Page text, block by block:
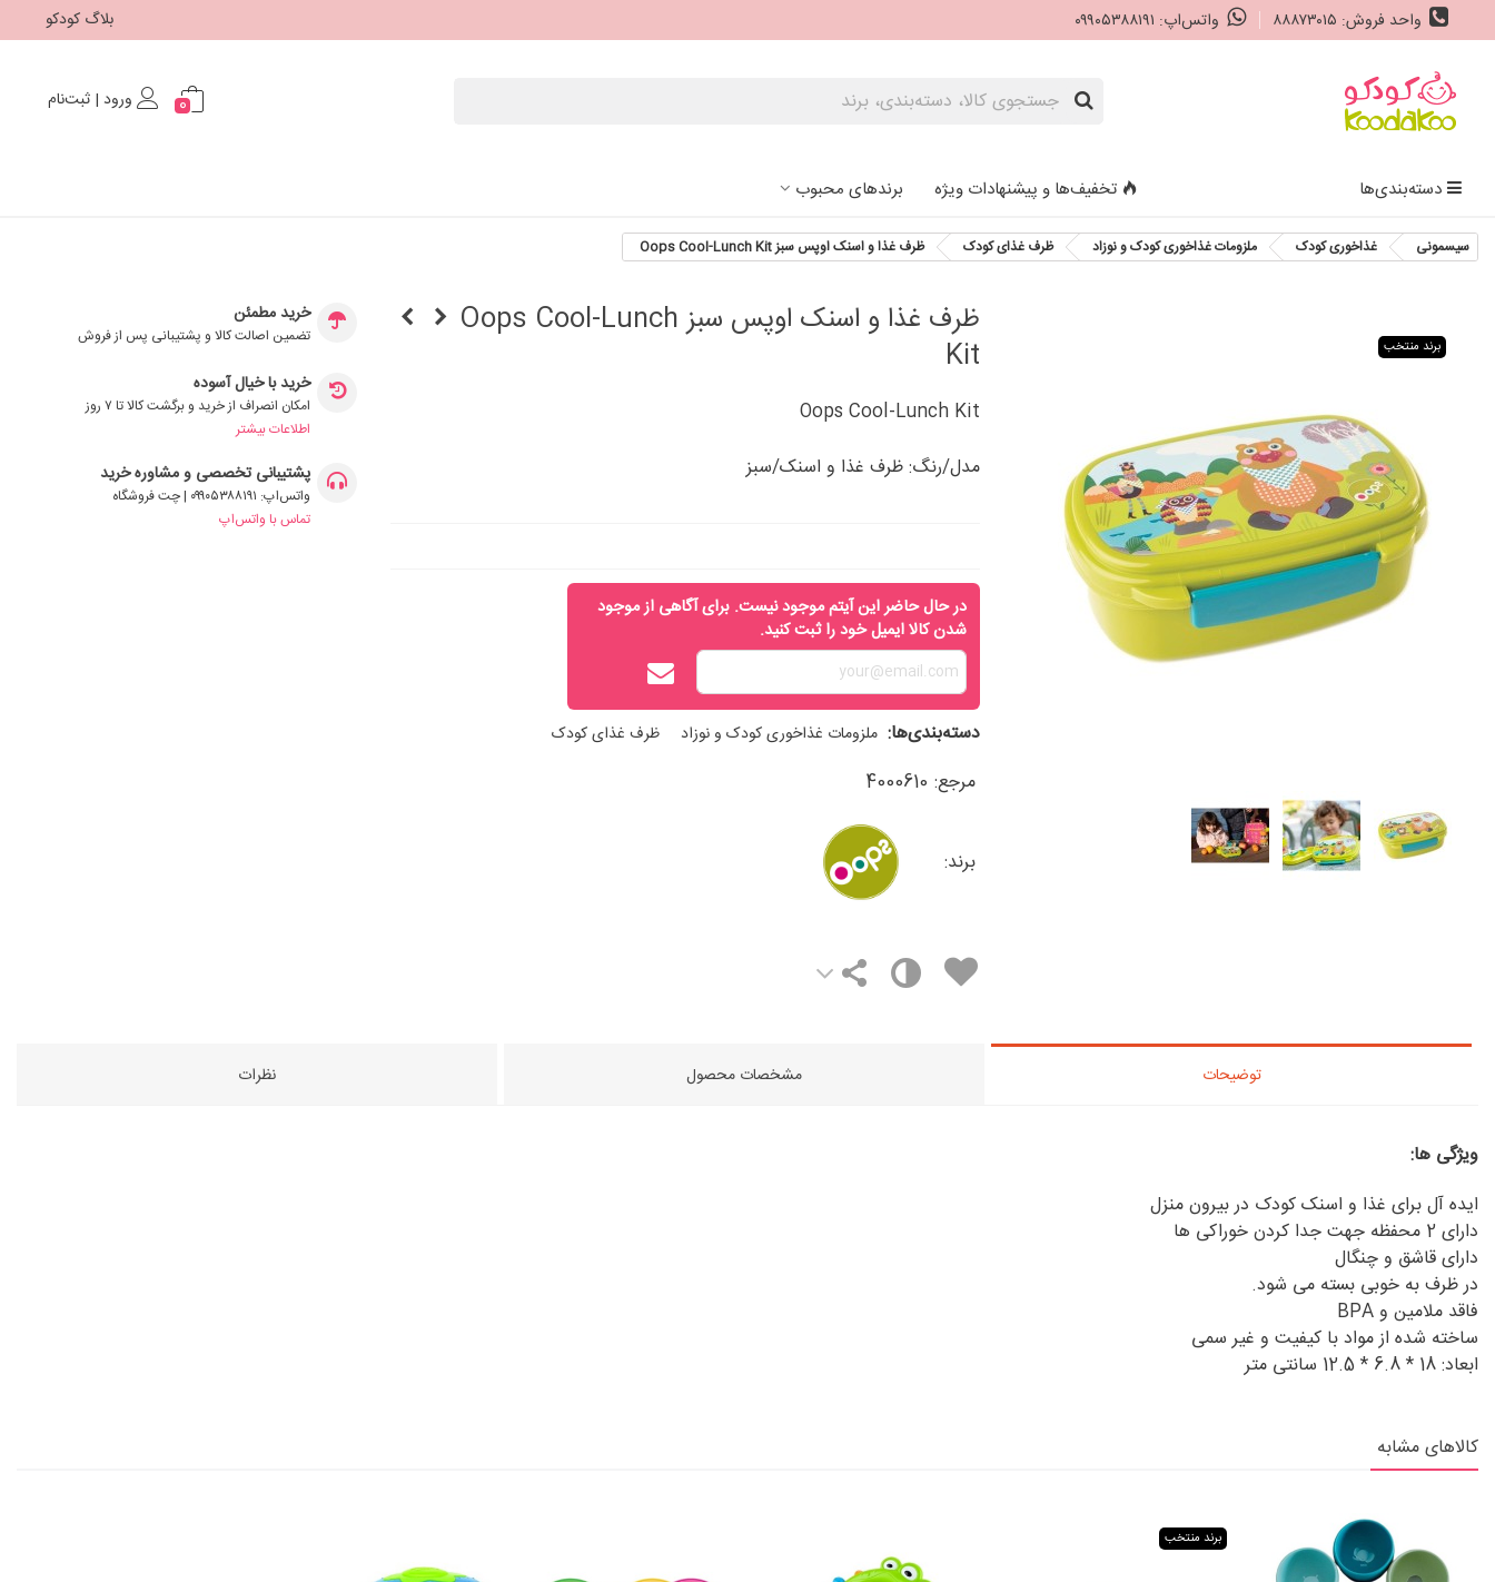
واحد فروش: ۸۸۸۷۳۰۱۵ واتس‌اپ: ۰۹۹۰۵۳۸۸۱۹۱ بلاگ کودکو
0 ورود | ثبت‌نام
دسته‌بندی‌ها تخفیف‌ها و پیشنهادات ویژه برندهای محبوب
سیسمونی غذاخوری کودک ملزومات غذاخوری کودک و نوزاد ظرف غذای کودک ظرف غذا و اسنک اوپس سبز Oops Cool-Lunch Kit
برند منتخب
ظرف غذا و اسنک اوپس سبز Oops Cool-Lunch
Kit
Oops Cool-Lunch Kit
مدل/رنگ: ظرف غذا و اسنک/سبز
در حال حاضر این آیتم موجود نیست. برای آگاهی از موجود
شدن کالا ایمیل خود را ثبت کنید.
دسته‌بندی‌ها: ملزومات غذاخوری کودک و نوزاد ظرف غذای کودک
مرجع: 4000610
برند:
خرید مطمئن
تضمین اصالت کالا و پشتیبانی پس از فروش
خرید با خیال آسوده
امکان انصراف از خرید و برگشت کالا تا ۷ روز
اطلاعات بیشتر
پشتیبانی تخصصی و مشاوره خرید
واتس‌اپ: ۰۹۹۰۵۳۸۸۱۹۱ | چت فروشگاه
تماس با واتس‌اپ
توضیحات مشخصات محصول نظرات
ویژگی ها:
ایده آل برای غذا و اسنک کودک در بیرون منزل
دارای 2 محفظه جهت جدا کردن خوراکی ها
دارای قاشق و چنگال
در ظرف به خوبی بسته می شود.
فاقد ملامین و BPA
ساخته شده از مواد با کیفیت و غیر سمی
ابعاد: 18 * 6.8 * 12.5 سانتی متر
کالاهای مشابه
برند منتخب